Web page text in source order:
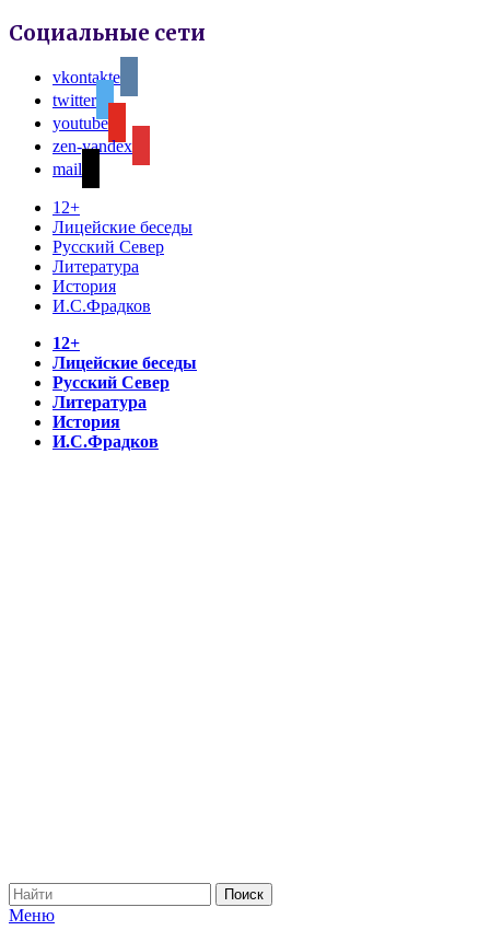
Социальные сети
vkontakte
twitter
youtube
zen-yandex
mail
12+
Лицейские беседы
Русский Север
Литература
История
И.С.Фрадков
12+
Лицейские беседы
Русский Север
Литература
История
И.С.Фрадков
Меню